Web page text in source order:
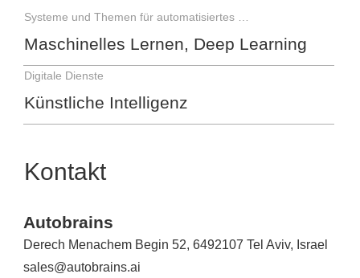
Maschinelles Lernen, Deep Learning
Digitale Dienste
Künstliche Intelligenz
Kontakt
Autobrains
Derech Menachem Begin 52, 6492107 Tel Aviv, Israel
sales@autobrains.ai